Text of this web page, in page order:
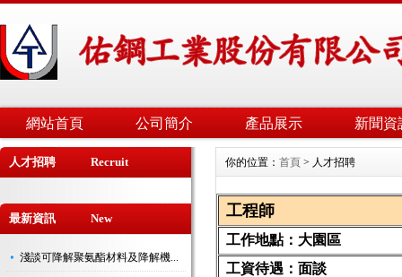
網站首頁 公司簡介 產品展示 新聞資
人才招聘 Recruit
最新資訊 New
淺談可降解聚氨酯材料及降解機...
你的位置： 首頁 > 人才招聘
工程師
工作地點： 大園區
工資待遇： 面談